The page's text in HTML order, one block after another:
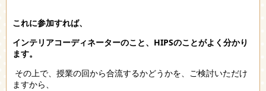
これに参加すれば、
インテリアコーディネーターのこと、HIPSのことがよく分かり
ます。
その上で、 授業の回から合流するかどうかを、ご検討いただけ
ますから、